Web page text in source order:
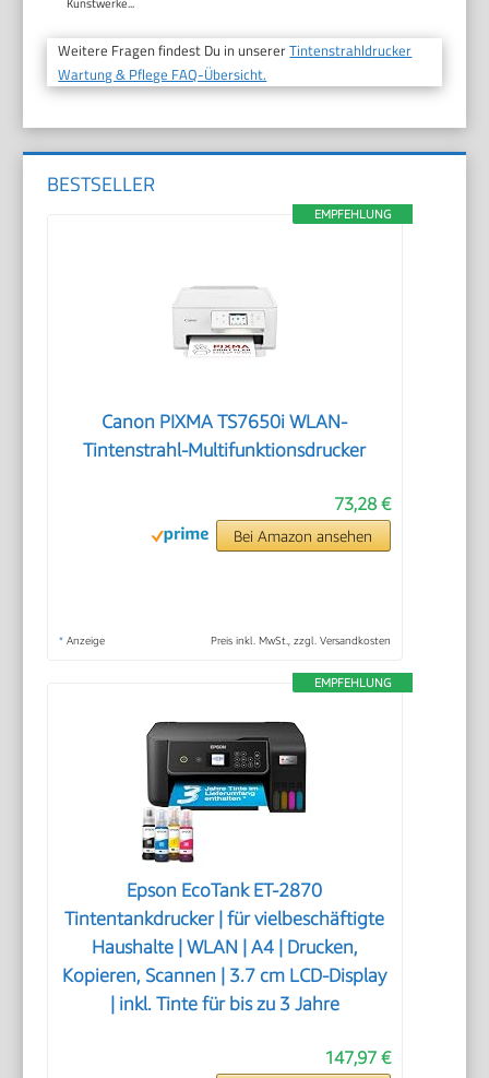
Weitere Fragen findest Du in unsererTintenstrahldrucker
Wartung & Pflege FAQ-Übersicht.
BESTSELLER
EMPFEHLUNG
Canon PIXMA TS7650i WLAN-
Tintenstrahl-Multifunktionsdrucker
73,28 €
Bei Amazon ansehen
* Anzeige Preis inkl. MwSt., zzgl. Versandkosten
EMPFEHLUNG
Epson EcoTank ET-2870
Tintentankdrucker | für vielbeschäftigte
Haushalte | WLAN | A4 | Drucken,
Kopieren, Scannen | 3.7 cm LCD-Display
| inkl. Tinte für bis zu 3 Jahre
147,97 €